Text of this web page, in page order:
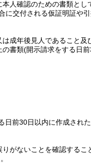
人確認のための書類と
に交付される仮証明証や
成年後見人であること及
の書類(開示請求をする日
日前30日以内に作成され
がないことを確認する